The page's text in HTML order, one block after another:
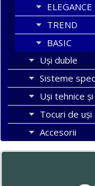
ELEGANCE
TREND
BASIC
Uşi duble
Sisteme
Uși tehnice
Tocuri de uși
Accesorii